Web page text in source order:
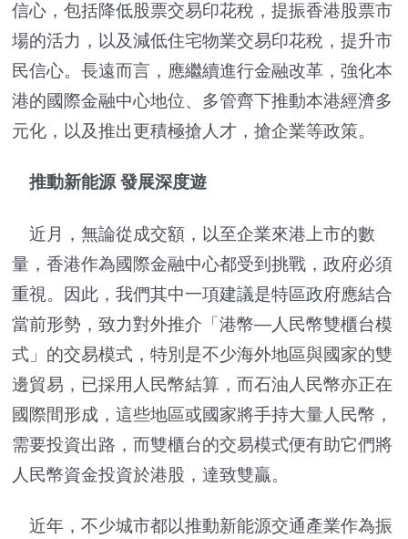
信心，包括降低股票交易印花稅，提振香港股票市
場的活力，以及減低住宅物業交易印花稅，提升市
民信心。長遠而言，應繼續進行金融改革，強化本
港的國際金融中心地位、多管齊下推動本港經濟多
元化，以及推出更積極搶人才，搶企業等政策。
推動新能源 發展深度遊
近月，無論從成交額，以至企業來港上市的數
量，香港作為國際金融中心都受到挑戰，政府必須
重視。因此，我們其中一項建議是特區政府應結合
當前形勢，致力對外推介「港幣—人民幣雙櫃台模
式」的交易模式，特別是不少海外地區與國家的雙
邊貿易，已採用人民幣結算，而石油人民幣亦正在
國際間形成，這些地區或國家將手持大量人民幣，
需要投資出路，而雙櫃台的交易模式便有助它們將
人民幣資金投資於港股，達致雙贏。
近年，不少城市都以推動新能源交通產業作為振